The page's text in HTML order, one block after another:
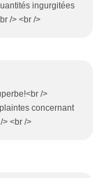
ingurgitées
/> <br />
/>
concernant
> <br />